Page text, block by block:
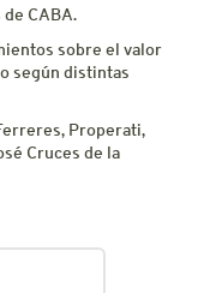
CABA.
sobre el valor
según distintas
Properati,
Cruces de la